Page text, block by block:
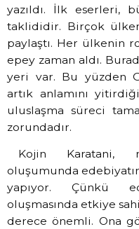
yazıldı. İlk eserleri,
taklididir. Birçok
paylaştı. Her ülkenin
epey zaman aldı.
yeri var. Bu yüzden
artık anlamını
uluslaşma süreci
zorundadır.
Kojin Karatani,
oluşumunda
yapıyor. Çünkü
oluşmasında etkiye
derece önemli. Ona